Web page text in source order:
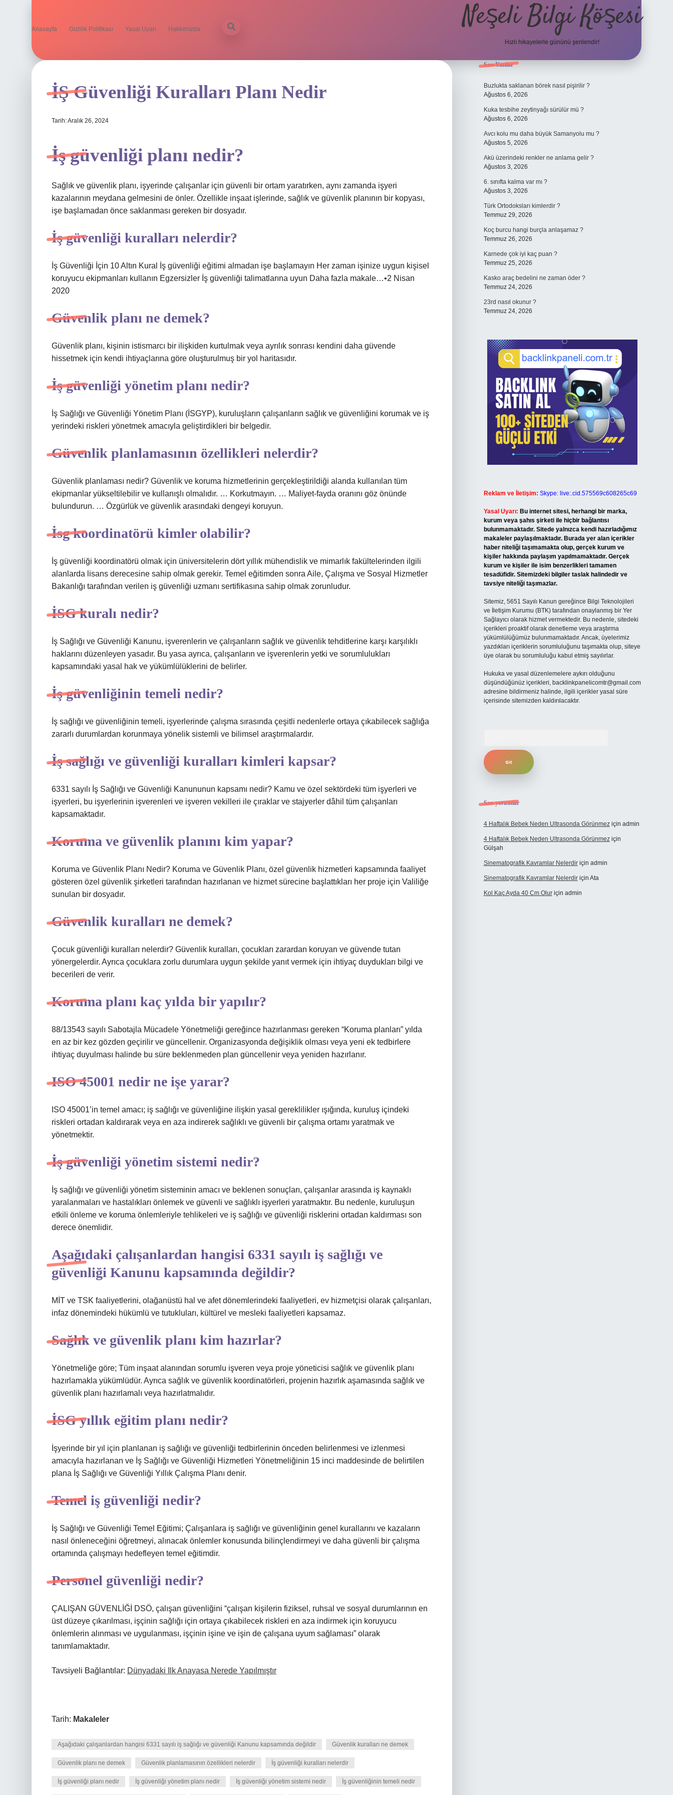
Anasayfa Gizlilik Politikası Yasal Uyarı Hakkımızda Neşeli Bilgi Köşesi
Hızlı hikayelerle gününü şenlendir!
İŞ Güvenliği Kuralları Planı Nedir
Tarih: Aralık 26, 2024
İş güvenliği planı nedir?
Sağlık ve güvenlik planı, işyerinde çalışanlar için güvenli bir ortam yaratırken, aynı zamanda işyeri
kazalarının meydana gelmesini de önler. Özellikle inşaat işlerinde, sağlık ve güvenlik planının bir kopyası,
işe başlamadan önce saklanması gereken bir dosyadır.
İş güvenliği kuralları nelerdir?
İş Güvenliği İçin 10 Altın Kural İş güvenliği eğitimi almadan işe başlamayın Her zaman işinize uygun kişisel
koruyucu ekipmanları kullanın Egzersizler İş güvenliği talimatlarına uyun Daha fazla makale…•2 Nisan
2020
Güvenlik planı ne demek?
Güvenlik planı, kişinin istismarcı bir ilişkiden kurtulmak veya ayrılık sonrası kendini daha güvende
hissetmek için kendi ihtiyaçlarına göre oluşturulmuş bir yol haritasıdır.
İş güvenliği yönetim planı nedir?
İş Sağlığı ve Güvenliği Yönetim Planı (İSGYP), kuruluşların çalışanların sağlık ve güvenliğini korumak ve iş
yerindeki riskleri yönetmek amacıyla geliştirdikleri bir belgedir.
Güvenlik planlamasının özellikleri nelerdir?
Güvenlik planlaması nedir? Güvenlik ve koruma hizmetlerinin gerçekleştirildiği alanda kullanılan tüm
ekipmanlar yükseltilebilir ve kullanışlı olmalıdır. … Korkutmayın. … Maliyet-fayda oranını göz önünde
bulundurun. … Özgürlük ve güvenlik arasındaki dengeyi koruyun.
İsg koordinatörü kimler olabilir?
İş güvenliği koordinatörü olmak için üniversitelerin dört yıllık mühendislik ve mimarlık fakültelerinden ilgili
alanlarda lisans derecesine sahip olmak gerekir. Temel eğitimden sonra Aile, Çalışma ve Sosyal Hizmetler
Bakanlığı tarafından verilen iş güvenliği uzmanı sertifikasına sahip olmak zorunludur.
İSG kuralı nedir?
İş Sağlığı ve Güvenliği Kanunu, işverenlerin ve çalışanların sağlık ve güvenlik tehditlerine karşı karşılıklı
haklarını düzenleyen yasadır. Bu yasa ayrıca, çalışanların ve işverenlerin yetki ve sorumlulukları
kapsamındaki yasal hak ve yükümlülüklerini de belirler.
İş güvenliğinin temeli nedir?
İş sağlığı ve güvenliğinin temeli, işyerlerinde çalışma sırasında çeşitli nedenlerle ortaya çıkabilecek sağlığa
zararlı durumlardan korunmaya yönelik sistemli ve bilimsel araştırmalardır.
İş sağlığı ve güvenliği kuralları kimleri kapsar?
6331 sayılı İş Sağlığı ve Güvenliği Kanununun kapsamı nedir? Kamu ve özel sektördeki tüm işyerleri ve
işyerleri, bu işyerlerinin işverenleri ve işveren vekilleri ile çıraklar ve stajyerler dâhil tüm çalışanları
kapsamaktadır.
Koruma ve güvenlik planını kim yapar?
Koruma ve Güvenlik Planı Nedir? Koruma ve Güvenlik Planı, özel güvenlik hizmetleri kapsamında faaliyet
gösteren özel güvenlik şirketleri tarafından hazırlanan ve hizmet sürecine başlattıkları her proje için Valiliğe
sunulan bir dosyadır.
Güvenlik kuralları ne demek?
Çocuk güvenliği kuralları nelerdir? Güvenlik kuralları, çocukları zarardan koruyan ve güvende tutan
yönergelerdir. Ayrıca çocuklara zorlu durumlara uygun şekilde yanıt vermek için ihtiyaç duydukları bilgi ve
becerileri de verir.
Koruma planı kaç yılda bir yapılır?
88/13543 sayılı Sabotajla Mücadele Yönetmeliği gereğince hazırlanması gereken “Koruma planları” yılda
en az bir kez gözden geçirilir ve güncellenir. Organizasyonda değişiklik olması veya yeni ek tedbirlere
ihtiyaç duyulması halinde bu süre beklenmeden plan güncellenir veya yeniden hazırlanır.
ISO 45001 nedir ne işe yarar?
ISO 45001’in temel amacı; iş sağlığı ve güvenliğine ilişkin yasal gereklilikler ışığında, kuruluş içindeki
riskleri ortadan kaldırarak veya en aza indirerek sağlıklı ve güvenli bir çalışma ortamı yaratmak ve
yönetmektir.
İş güvenliği yönetim sistemi nedir?
İş sağlığı ve güvenliği yönetim sisteminin amacı ve beklenen sonuçları, çalışanlar arasında iş kaynaklı
yaralanmaları ve hastalıkları önlemek ve güvenli ve sağlıklı işyerleri yaratmaktır. Bu nedenle, kuruluşun
etkili önleme ve koruma önlemleriyle tehlikeleri ve iş sağlığı ve güvenliği risklerini ortadan kaldırması son
derece önemlidir.
Aşağıdaki çalışanlardan hangisi 6331 sayılı iş sağlığı ve
güvenliği Kanunu kapsamında değildir?
MİT ve TSK faaliyetlerini, olağanüstü hal ve afet dönemlerindeki faaliyetleri, ev hizmetçisi olarak çalışanları,
infaz dönemindeki hükümlü ve tutukluları, kültürel ve mesleki faaliyetleri kapsamaz.
Sağlık ve güvenlik planı kim hazırlar?
Yönetmeliğe göre; Tüm inşaat alanından sorumlu işveren veya proje yöneticisi sağlık ve güvenlik planı
hazırlamakla yükümlüdür. Ayrıca sağlık ve güvenlik koordinatörleri, projenin hazırlık aşamasında sağlık ve
güvenlik planı hazırlamalı veya hazırlatmalıdır.
İSG yıllık eğitim planı nedir?
İşyerinde bir yıl için planlanan iş sağlığı ve güvenliği tedbirlerinin önceden belirlenmesi ve izlenmesi
amacıyla hazırlanan ve İş Sağlığı ve Güvenliği Hizmetleri Yönetmeliğinin 15 inci maddesinde de belirtilen
plana İş Sağlığı ve Güvenliği Yıllık Çalışma Planı denir.
Temel iş güvenliği nedir?
İş Sağlığı ve Güvenliği Temel Eğitimi; Çalışanlara iş sağlığı ve güvenliğinin genel kurallarını ve kazaların
nasıl önleneceğini öğretmeyi, alınacak önlemler konusunda bilinçlendirmeyi ve daha güvenli bir çalışma
ortamında çalışmayı hedefleyen temel eğitimdir.
Personel güvenliği nedir?
ÇALIŞAN GÜVENLİĞİ DSÖ, çalışan güvenliğini “çalışan kişilerin fiziksel, ruhsal ve sosyal durumlarının en
üst düzeye çıkarılması, işçinin sağlığı için ortaya çıkabilecek riskleri en aza indirmek için koruyucu
önlemlerin alınması ve uygulanması, işçinin işine ve işin de çalışana uyum sağlaması” olarak
tanımlamaktadır.
Tavsiyeli Bağlantılar: Dünyadaki Ilk Anayasa Nerede Yapılmıştır
Tarih: Makaleler
Aşağıdaki çalışanlardan hangisi 6331 sayılı iş sağlığı ve güvenliği Kanunu kapsamında değildir Güvenlik kuralları ne demek
Güvenlik planı ne demek Güvenlik planlamasının özellikleri nelerdir İş güvenliği kuralları nelerdir
İş güvenliği planı nedir İş güvenliği yönetim planı nedir İş güvenliği yönetim sistemi nedir İş güvenliğinin temeli nedir
Sidebar
Son Yazılar
Buzlukta saklanan börek nasıl pişirilir ?
Ağustos 6, 2026
Kuka tesbihe zeytinyağı sürülür mü ?
Ağustos 6, 2026
Avcı kolu mu daha büyük Samanyolu mu ?
Ağustos 5, 2026
Akü üzerindeki renkler ne anlama gelir ?
Ağustos 3, 2026
6. sınıfta kalma var mı ?
Ağustos 3, 2026
Türk Ortodoksları kimlerdir ?
Temmuz 29, 2026
Koç burcu hangi burçla anlaşamaz ?
Temmuz 26, 2026
Karnede çok iyi kaç puan ?
Temmuz 25, 2026
Kasko araç bedelini ne zaman öder ?
Temmuz 24, 2026
23rd nasıl okunur ?
Temmuz 24, 2026
Reklam ve İletişim: Skype: live:.cid.575569c608265c69
Yasal Uyarı: Bu internet sitesi, herhangi bir marka,
kurum veya şahıs şirketi ile hiçbir bağlantısı
bulunmamaktadır. Sitede yalnızca kendi hazırladığımız
makaleler paylaşılmaktadır. Burada yer alan içerikler
haber niteliği taşımamakta olup, gerçek kurum ve
kişiler hakkında paylaşım yapılmamaktadır. Gerçek
kurum ve kişiler ile isim benzerlikleri tamamen
tesadüfidir. Sitemizdeki bilgiler taslak halindedir ve
tavsiye niteliği taşımazlar.
Sitemiz, 5651 Sayılı Kanun gereğince Bilgi Teknolojileri
ve İletişim Kurumu (BTK) tarafından onaylanmış bir Yer
Sağlayıcı olarak hizmet vermektedir. Bu nedenle, sitedeki
içerikleri proaktif olarak denetleme veya araştırma
yükümlülüğümüz bulunmamaktadır. Ancak, üyelerimiz
yazdıkları içeriklerin sorumluluğunu taşımakta olup, siteye
üye olarak bu sorumluluğu kabul etmiş sayılırlar.
Hukuka ve yasal düzenlemelere aykırı olduğunu
düşündüğünüz içerikleri, backlinkpanelicomtr@gmail.com
adresine bildirmeniz halinde, ilgili içerikler yasal süre
içerisinde sitemizden kaldırılacaktır.
Son yorumlar
4 Haftalık Bebek Neden Ultrasonda Görünmeziçin admin
4 Haftalık Bebek Neden Ultrasonda Görünmeziçin
Gülşah
Sinematografik Kavramlar Nelerdiriçin admin
Sinematografik Kavramlar Nelerdiriçin Ata
Kol Kaç Ayda 40 Cm Oluriçin admin
ilbet mobil giriş en iyi bahis siteleri